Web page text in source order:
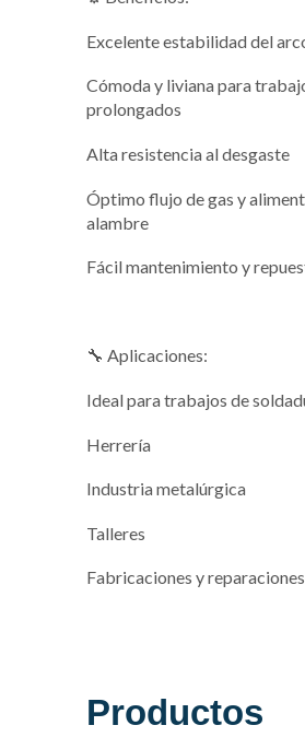
Excelente estabilidad del
Cómoda y liviana para
prolongados
Alta resistencia al desgaste
Óptimo flujo de gas y
alambre
Fácil mantenimiento y
🔧 Aplicaciones:
Ideal para trabajos de
Herrería
Industria metalúrgica
Talleres
Fabricaciones y
Productos